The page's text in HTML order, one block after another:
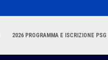
2026 PROGRAMMA E ISCRIZIONE PSG